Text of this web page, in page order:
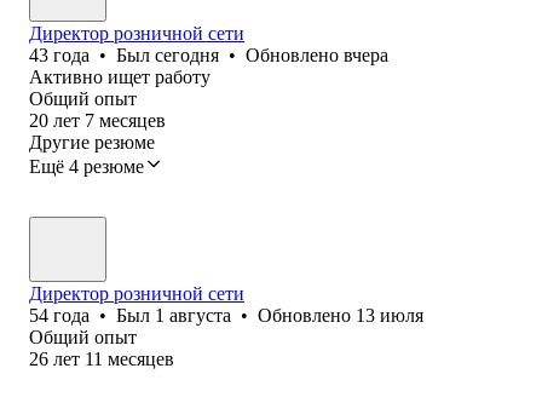
Директор розничной сети
43 года • Был сегодня • Обновлено вчера
Активно ищет работу
Общий опыт
20 лет 7 месяцев
Другие резюме
Ещё 4 резюме
Директор розничной сети
54 года • Был 1 августа • Обновлено 13 июля
Общий опыт
26 лет 11 месяцев